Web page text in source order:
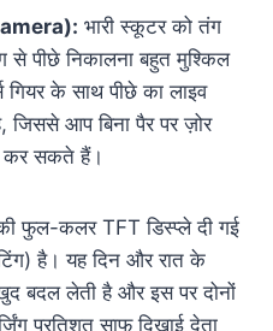
भारी स्कूटर को तंग
से पीछे निकालना बहुत मुश्किल
गियर के साथ पीछे का लाइव
जिससे आप बिना पैर पर ज़ोर
कर सकते हैं।
फुल-कलर TFT डिस्प्ले दी गई
है। यह दिन और रात के
बदल लेती है और इस पर दोनों
प्रतिशत साफ दिखाई देता